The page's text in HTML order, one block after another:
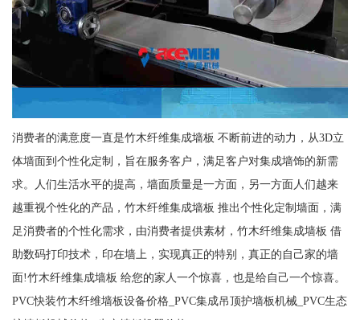
消费者的满意度一直是竹木纤维集成墙板 不断前进的动力，从3D立
体墙面到个性化定制，旨在服务客户，满足客户对集成墙饰的新需
求。人们生活水平的提高，墙面质量是一方面，另一方面人们越来
越重视个性化的产品，竹木纤维集成墙板 推出个性化定制墙面，满
足消费者的个性化需求，由消费者提供素材，竹木纤维集成墙板 借
助数码打印技术，印在墙上，实现真正的特别，真正的自己家的墙
面!竹木纤维集成墙板 给您的家人一个惊喜，也是给自己一个惊喜。
PVC快装竹木纤维墙板设备价格_PVC集成吊顶护墙板机械_PVC生态